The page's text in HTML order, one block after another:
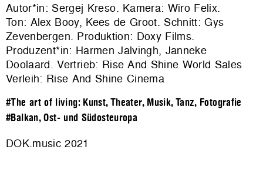
Autor*in: Sergej Kreso. Kamera: Wiro Felix.
Ton: Alex Booy, Kees de Groot. Schnitt: Gys
Zevenbergen. Produktion: Doxy Films.
Produzent*in: Harmen Jalvingh, Janneke
Doolaard. Vertrieb: Rise And Shine World Sales
Verleih: Rise And Shine Cinema
#The art of living: Kunst, Theater, Musik, Tanz, Fotografie
#Balkan, Ost- und Südosteuropa
DOK.music 2021